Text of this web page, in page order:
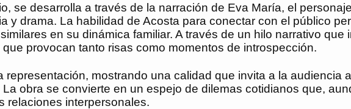
se desarrolla a través de la narración de Eva María, el
y drama. La habilidad de Acosta para conectar con el público
en su dinámica familiar. A través de un hilo narrativo
provocan tanto risas como momentos de introspección.
mostrando una calidad que invita a la audiencia
obra se convierte en un espejo de dilemas cotidianos que,
relaciones interpersonales.